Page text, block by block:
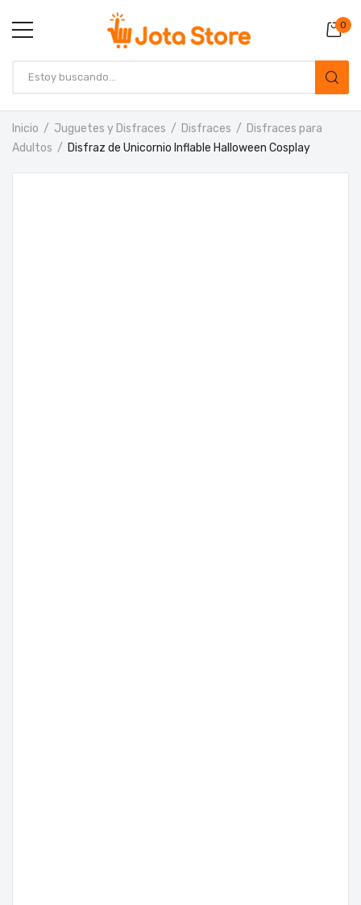
0
Inicio Juguetes y Disfraces Disfraces
Disfraces para
Adultos
Disfraz de Unicornio Inflable Halloween Cosplay